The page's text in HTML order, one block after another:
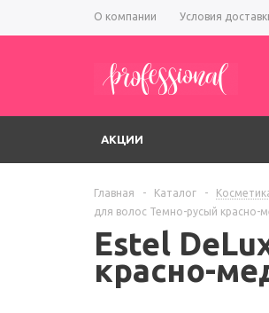
О компании Условия
АКЦИИ
Главная - Каталог -
для волос Темно-русый красно-
Estel
красно-